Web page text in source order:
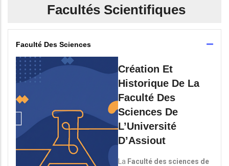
Facultés Scientifiques
Faculté Des Sciences
Création Et
Historique De La
Faculté Des
Sciences De
L’Université
D’Assiout
La Faculté des sciences de